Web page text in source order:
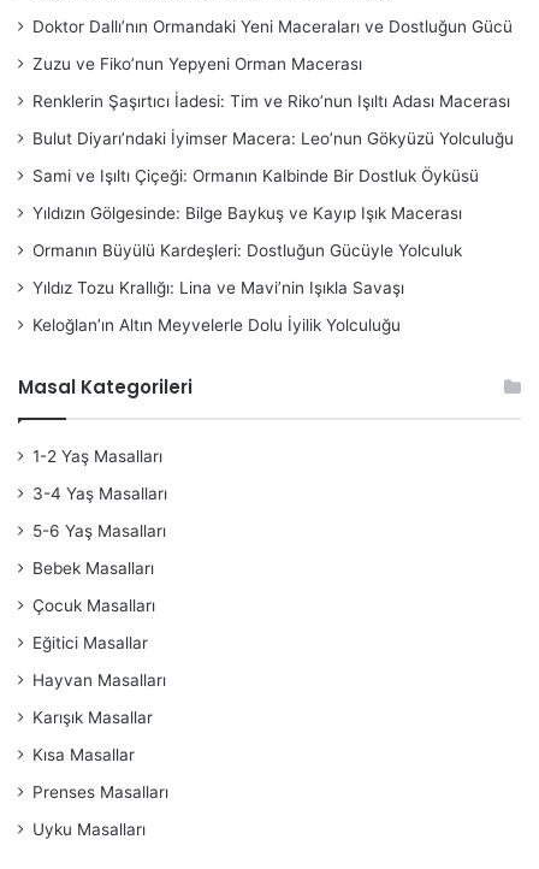
Doktor Dallı’nın Ormandaki Yeni Maceraları ve Dostluğun Gücü
Zuzu ve Fiko’nun Yepyeni Orman Macerası
Renklerin Şaşırtıcı İadesi: Tim ve Riko’nun Işıltı Adası Macerası
Bulut Diyarı’ndaki İyimser Macera: Leo’nun Gökyüzü Yolculuğu
Sami ve Işıltı Çiçeği: Ormanın Kalbinde Bir Dostluk Öyküsü
Yıldızın Gölgesinde: Bilge Baykuş ve Kayıp Işık Macerası
Ormanın Büyülü Kardeşleri: Dostluğun Gücüyle Yolculuk
Yıldız Tozu Krallığı: Lina ve Mavi’nin Işıkla Savaşı
Keloğlan’ın Altın Meyvelerle Dolu İyilik Yolculuğu
Masal Kategorileri
1-2 Yaş Masalları
3-4 Yaş Masalları
5-6 Yaş Masalları
Bebek Masalları
Çocuk Masalları
Eğitici Masallar
Hayvan Masalları
Karışık Masallar
Kısa Masallar
Prenses Masalları
Uyku Masalları